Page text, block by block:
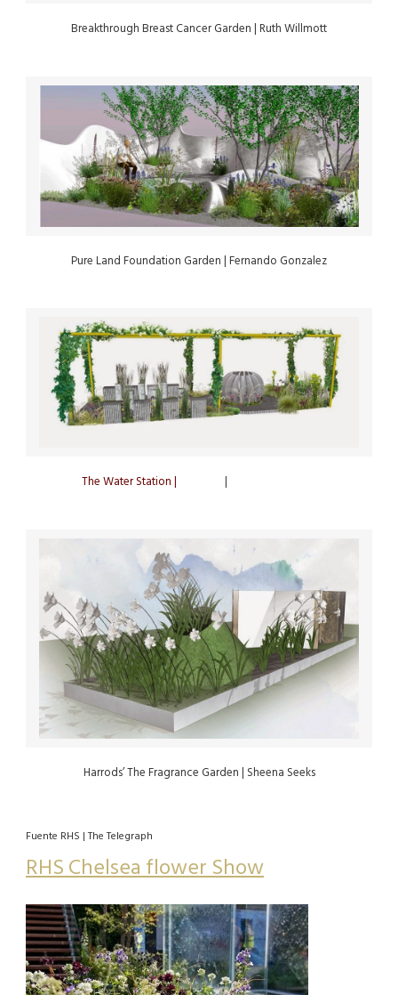
Breakthrough Breast Cancer Garden | Ruth Willmott
Pure Land Foundation Garden| Fernando Gonzalez
The Water Station | |
Harrods’ The Fragrance Garden | Sheena Seeks
Fuente RHS | The Telegraph
RHS Chelsea flower Show